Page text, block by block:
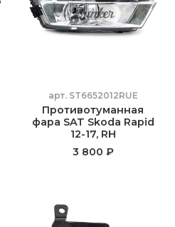
арт. ST6652012RUE
Противотуманная
фара SAT Skoda Rapid
12-17, RH
3 800 ₽